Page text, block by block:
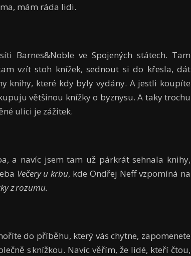
mám ráda lidi.
Barnes&Noble ve Spojených státech. Tam
vzít stoh knížek, sednout si do křesla, dát
knihy, které kdy byly vydány. A jestli koupíte
většinou knížky o byznysu. A taky trochu
ulici je zážitek.
a navíc jsem tam už párkrát sehnala knihy,
Večery u krbu, kde Ondřej Neff vzpomíná na
z rozumu.
do příběhu, který vás chytne, zapomenete
s knížkou. Navíc věřím, že lidé, kteří čtou,